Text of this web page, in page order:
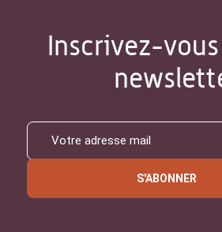
Inscrivez-
S'ABONNER